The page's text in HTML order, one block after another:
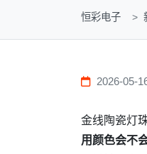
恒彩电子
2026-05-
金线陶瓷灯
用颜色会不